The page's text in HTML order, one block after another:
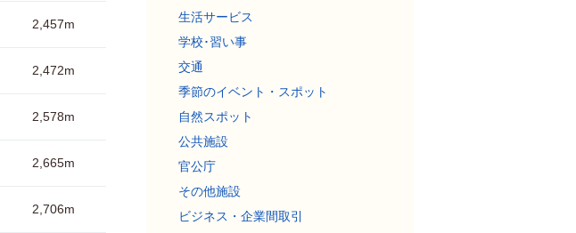
2,457m
2,472m
2,578m
2,665m
2,706m
生活サービス
学校･習い事
交通
季節のイベント・スポット
自然スポット
公共施設
官公庁
その他施設
ビジネス・企業間取引